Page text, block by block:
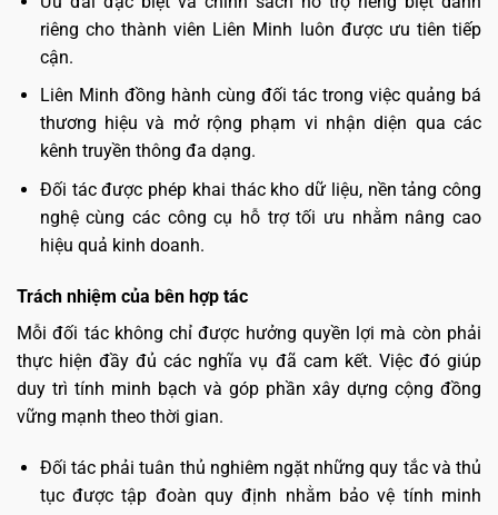
riêng cho thành viên Liên Minh luôn được ưu tiên tiếp
cận.
Liên Minh đồng hành cùng đối tác trong việc quảng bá
thương hiệu và mở rộng phạm vi nhận diện qua các
kênh truyền thông đa dạng.
Đối tác được phép khai thác kho dữ liệu, nền tảng công
nghệ cùng các công cụ hỗ trợ tối ưu nhằm nâng cao
hiệu quả kinh doanh.
Trách nhiệm của bên hợp tác
Mỗi đối tác không chỉ được hưởng quyền lợi mà còn phải
thực hiện đầy đủ các nghĩa vụ đã cam kết. Việc đó giúp
duy trì tính minh bạch và góp phần xây dựng cộng đồng
vững mạnh theo thời gian.
Đối tác phải tuân thủ nghiêm ngặt những quy tắc và thủ
tục được tập đoàn quy định nhằm bảo vệ tính minh